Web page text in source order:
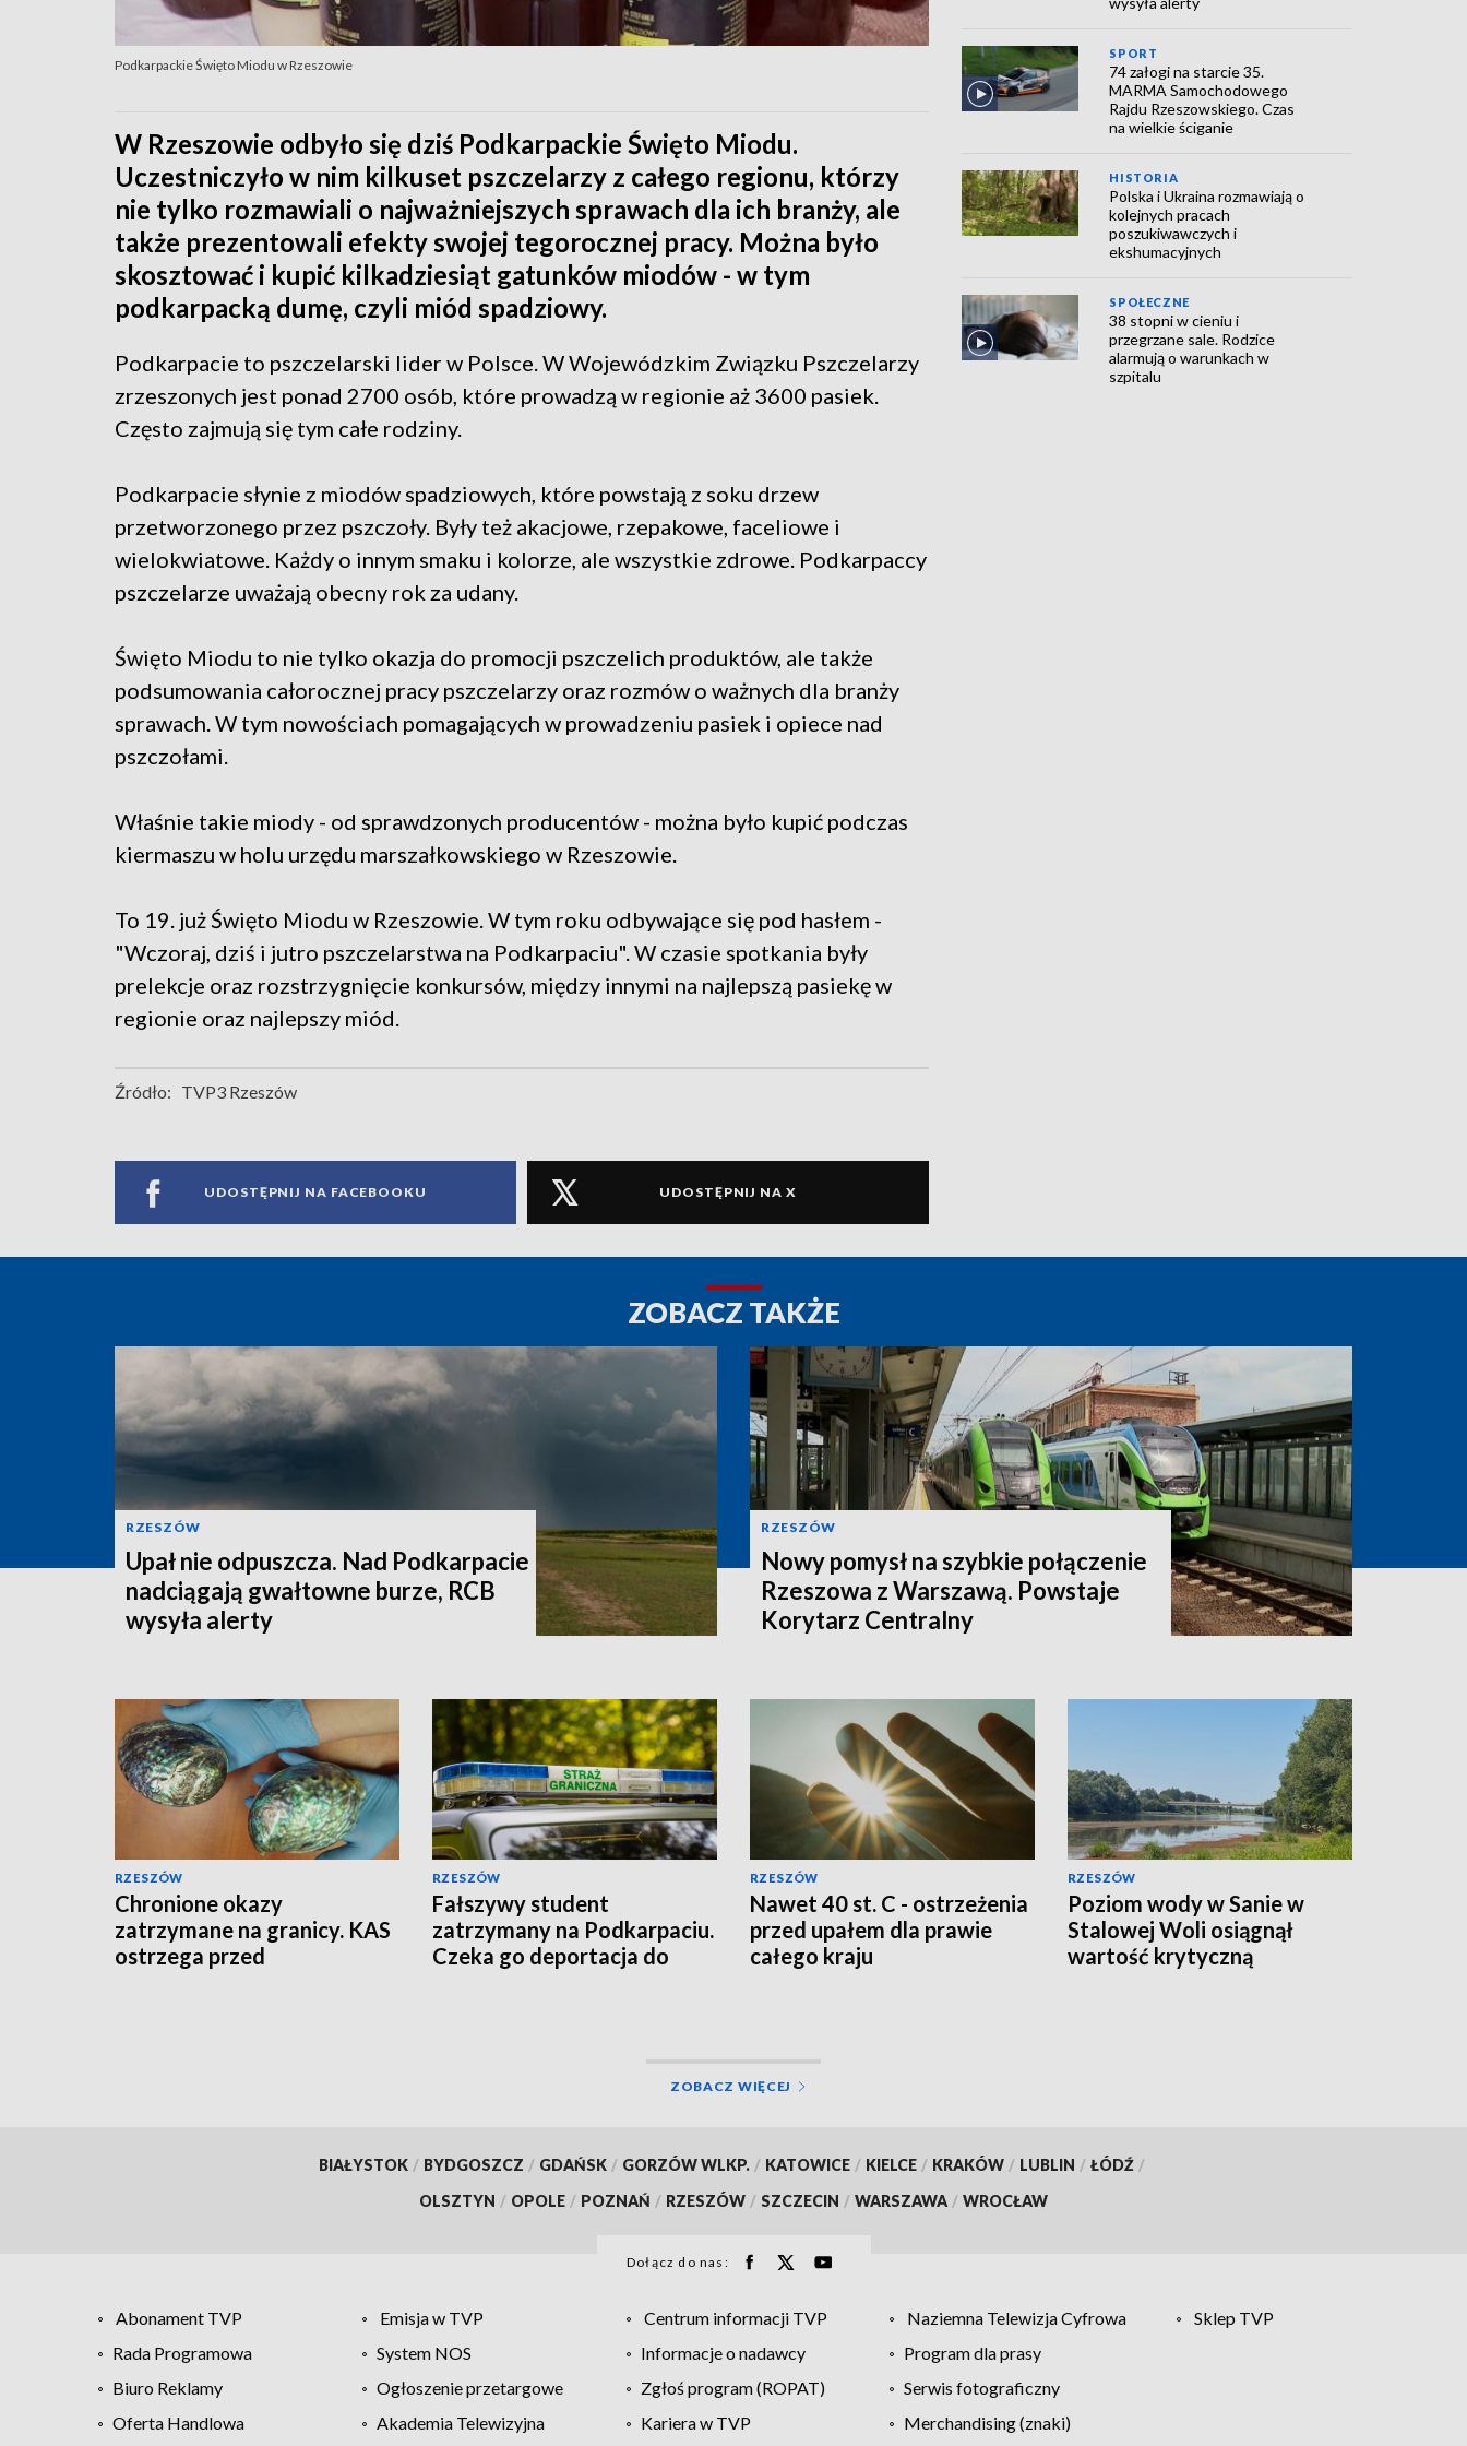
Podkarpackie Święto Miodu w Rzeszowie
W Rzeszowie odbyło się dziś Podkarpackie Święto Miodu.
Uczestniczyło w nim kilkuset pszczelarzy z całego regionu, którzy
nie tylko rozmawiali o najważniejszych sprawach dla ich branży, ale
także prezentowali efekty swojej tegorocznej pracy. Można było
skosztować i kupić kilkadziesiąt gatunków miodów - w tym
podkarpacką dumę, czyli miód spadziowy.
Podkarpacie to pszczelarski lider w Polsce. W Wojewódzkim Związku Pszczelarzy
zrzeszonych jest ponad 2700 osób, które prowadzą w regionie aż 3600 pasiek.
Często zajmują się tym całe rodziny.
Podkarpacie słynie z miodów spadziowych, które powstają z soku drzew
przetworzonego przez pszczoły. Były też akacjowe, rzepakowe, faceliowe i
wielokwiatowe. Każdy o innym smaku i kolorze, ale wszystkie zdrowe. Podkarpaccy
pszczelarze uważają obecny rok za udany.
Święto Miodu to nie tylko okazja do promocji pszczelich produktów, ale także
podsumowania całorocznej pracy pszczelarzy oraz rozmów o ważnych dla branży
sprawach. W tym nowościach pomagających w prowadzeniu pasiek i opiece nad
pszczołami.
Właśnie takie miody - od sprawdzonych producentów - można było kupić podczas
kiermaszu w holu urzędu marszałkowskiego w Rzeszowie.
To 19. już Święto Miodu w Rzeszowie. W tym roku odbywające się pod hasłem -
"Wczoraj, dziś i jutro pszczelarstwa na Podkarpaciu". W czasie spotkania były
prelekcje oraz rozstrzygnięcie konkursów, między innymi na najlepszą pasiekę w
regionie oraz najlepszy miód.
Źródło: TVP3 Rzeszów
UDOSTĘPNIJ NA FACEBOOKU UDOSTĘPNIJ NA X
SPORT
74 załogi na starcie 35.
MARMA Samochodowego
Rajdu Rzeszowskiego. Czas
na wielkie ściganie
HISTORIA
Polska i Ukraina rozmawiają o
kolejnych pracach
poszukiwawczych i
ekshumacyjnych
SPOŁECZNE
38 stopni w cieniu i
przegrzane sale. Rodzice
alarmują o warunkach w
szpitalu
ZOBACZ TAKŻE
RZESZÓW
Upał nie odpuszcza. Nad Podkarpacie
nadciągają gwałtowne burze, RCB
wysyła alerty
RZESZÓW
Nowy pomysł na szybkie połączenie
Rzeszowa z Warszawą. Powstaje
Korytarz Centralny
RZESZÓW
Chronione okazy
zatrzymane na granicy. KAS
ostrzega przed
RZESZÓW
Fałszywy student
zatrzymany na Podkarpaciu.
Czeka go deportacja do
RZESZÓW
Nawet 40 st. C - ostrzeżenia
przed upałem dla prawie
całego kraju
RZESZÓW
Poziom wody w Sanie w
Stalowej Woli osiągnął
wartość krytyczną
ZOBACZ WIĘCEJ
BIAŁYSTOK / BYDGOSZCZ / GDAŃSK / GORZÓW WLKP. / KATOWICE / KIELCE / KRAKÓW / LUBLIN / ŁÓDŹ /
OLSZTYN / OPOLE / POZNAŃ / RZESZÓW / SZCZECIN / WARSZAWA / WROCŁAW
Dołącz do nas:
Abonament TVP Emisja w TVP Centrum informacji TVP Naziemna Telewizja Cyfrowa
Sklep TVP
Rada Programowa
System NOS Informacje o nadawcy
Program dla prasy
Biuro Reklamy
Ogłoszenie przetargowe Zgłoś program (ROPAT)
Serwis fotograficzny
Oferta Handlowa
Akademia Telewizyjna Kariera w TVP Merchandising (znaki)